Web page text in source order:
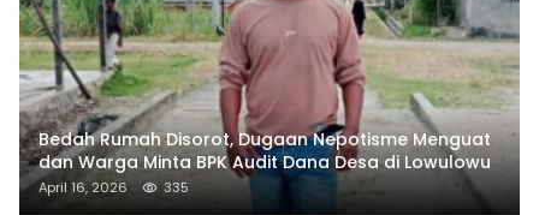
Bedah Rumah Disorot, Dugaan Nepotisme Menguat
dan Warga Minta BPK Audit Dana Desa di Lowulowu
April 16, 2026 335